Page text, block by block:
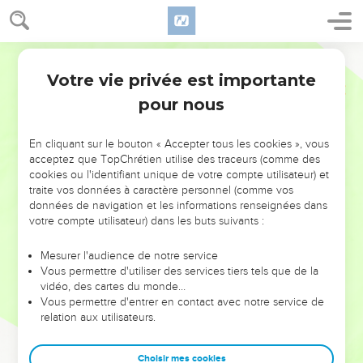
NE MANQUEZ PAS L’ÉVÉNEMENT
DE L’ANNÉE !
ET SI LEURS ERREURS POUVAIENT VOUS ÉVITER LES
VOTRES ?
leur foi ou leur vision. Mais on voit moins les doutes, les erreurs
et les saisons difficiles qu'ils ont traversés, alors même que ce
sont elles qui les ont façonnés.
Dans cette conférence, leaders, entrepreneurs, et responsables
clés pour avancer avec plus de sagesse afin que leurs erreurs
Votre vie privée est importante
pour nous
En cliquant sur le bouton « Accepter tous les cookies », vous
acceptez que TopChrétien utilise des traceurs (comme des
cookies ou l'identifiant unique de votre compte utilisateur) et
traite vos données à caractère personnel (comme vos
données de navigation et les informations renseignées dans
votre compte utilisateur) dans les buts suivants :
Mesurer l'audience de notre service
Vous permettre d'utiliser des services tiers tels que de la
vidéo, des cartes du monde…
Vous permettre d'entrer en contact avec notre service de
relation aux utilisateurs.
Choisir mes cookies